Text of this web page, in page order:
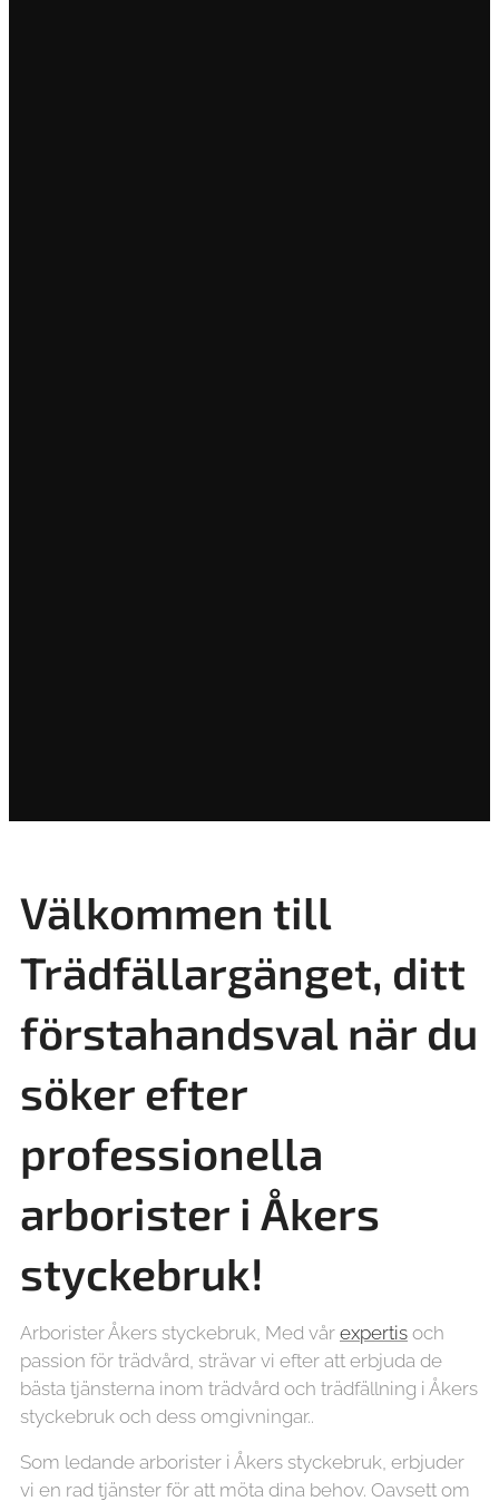
Välkommen till
Trädfällargänget, ditt
förstahandsval när du
söker efter
professionella
arborister i Åkers
styckebruk!
Arborister Åkers styckebruk, Med vår expertis och
passion för trädvård, strävar vi efter att erbjuda de
bästa tjänsterna inom trädvård och trädfällning i Åkers
styckebruk och dess omgivningar..
Som ledande arborister i Åkers styckebruk, erbjuder
vi en rad tjänster för att möta dina behov. Oavsett om